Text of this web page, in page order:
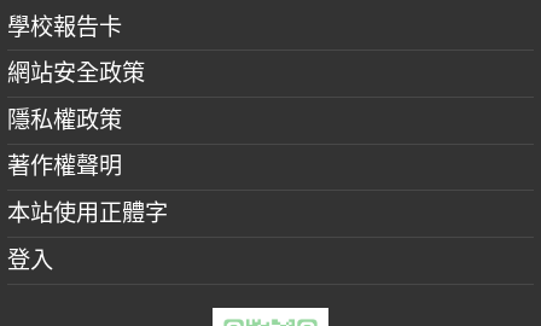
學校報告卡
網站安全政策
隱私權政策
著作權聲明
本站使用正體字
登入